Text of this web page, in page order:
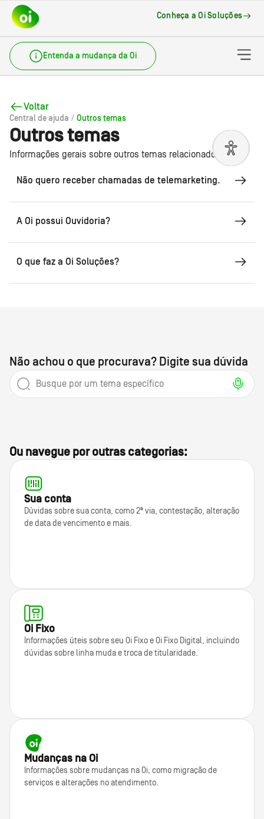
Ir para conteúdo principal Ir para cabeçalho Ir para rodapé
Conheça a Oi Soluções
Entenda a mudança da Oi
Voltar
Central de ajuda / Outros temas
Outros temas
Informações gerais sobre outros temas relacionados a Oi.
Não quero receber chamadas de telemarketing.
A Oi possui Ouvidoria?
O que faz a Oi Soluções?
Não achou o que procurava? Digite sua dúvida
Ou navegue por outras categorias:
Sua conta
Dúvidas sobre sua conta, como 2ª via, contestação, alteração
de data de vencimento e mais.
Oi Fixo
Informações úteis sobre seu Oi Fixo e Oi Fixo Digital, incluindo
dúvidas sobre linha muda e troca de titularidade.
Mudanças na Oi
Informações sobre mudanças na Oi, como migração de
serviços e alterações no atendimento.